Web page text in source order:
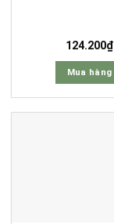
124.200₫
Mua hàng